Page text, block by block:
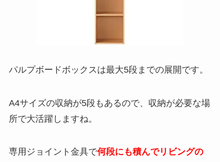
パルプボードボックスは最大5段までの展開です。
A4サイズの収納が5段もあるので、収納が必要な場
所で大活躍しますね。
専用ジョイント金具で何段にも積んでリビングの